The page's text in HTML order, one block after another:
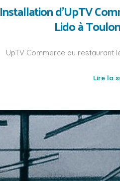
Installation d’UpTV
Lido à
UpTV Commerce au restaurant
Lire la